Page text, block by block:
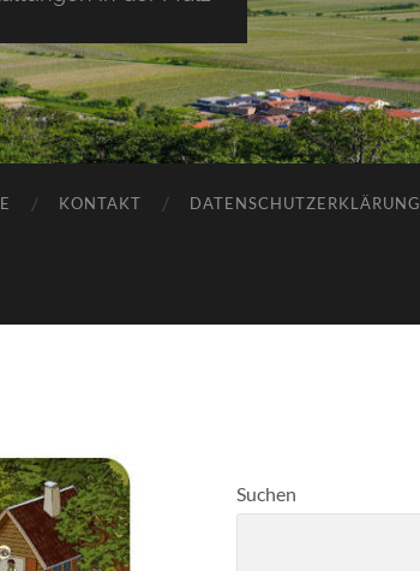
KONTAKT DATENSCHUTZERKLÄRUNG
Suchen